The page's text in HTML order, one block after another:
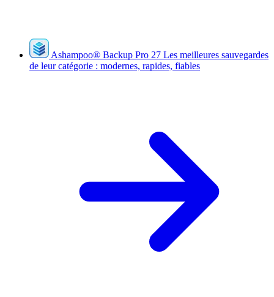
Ashampoo® Backup Pro 27 Les meilleures sauvegardes
de leur catégorie : modernes, rapides, fiables